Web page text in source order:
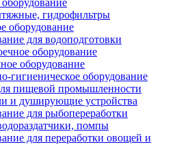
гидрофильтры
оборудование
для водоподготовки
оборудование
оборудование
гигиеническое оборудование
пищевой промышленности
и душирующие устройства
для рыбопереработки
помпы
для переработки овощей и